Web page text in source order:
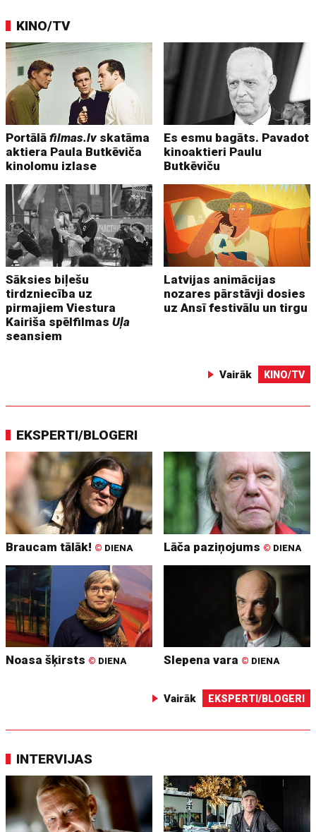
KINO/TV
Portālāfilmas.lv skatāma
aktiera Paula Butkēviča
kinolomu izlase
Es esmu bagāts. Pavadot
kinoaktieri Paulu
Butkēviču
Sāksies biļešu
tirdzniecība uz
pirmajiem Viestura
Kairiša spēlfilmasUļa
seansiem
Latvijas animācijas
nozares pārstāvji dosies
uz Ansī festivālu un tirgu
Vairāk KINO/TV
EKSPERTI/BLOGERI
Braucam tālāk! © DIENA Lāča paziņojums © DIENA
Noasa šķirsts © DIENA Slepena vara © DIENA
Vairāk EKSPERTI/BLOGERI
INTERVIJAS